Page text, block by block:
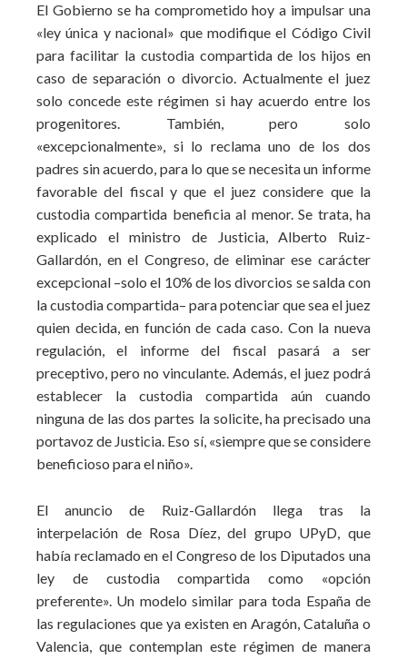
El Gobierno se ha comprometido hoy a impulsar una
«ley única y nacional» que modifique el Código Civil
para facilitar la custodia compartida de los hijos en
caso de separación o divorcio. Actualmente el juez
solo concede este régimen si hay acuerdo entre los
progenitores. También, pero solo
«excepcionalmente», si lo reclama uno de los dos
padres sin acuerdo, para lo que se necesita un informe
favorable del fiscal y que el juez considere que la
custodia compartida beneficia al menor. Se trata, ha
explicado el ministro de Justicia, Alberto Ruiz-
Gallardón, en el Congreso, de eliminar ese carácter
excepcional –solo el 10% de los divorcios se salda con
la custodia compartida– para potenciar que sea el juez
quien decida, en función de cada caso. Con la nueva
regulación, el informe del fiscal pasará a ser
preceptivo, pero no vinculante. Además, el juez podrá
establecer la custodia compartida aún cuando
ninguna de las dos partes la solicite, ha precisado una
portavoz de Justicia. Eso sí, «siempre que se considere
beneficioso para el niño».
El anuncio de Ruiz-Gallardón llega tras la
interpelación de Rosa Díez, del grupo UPyD, que
había reclamado en el Congreso de los Diputados una
ley de custodia compartida como «opción
preferente». Un modelo similar para toda España de
las regulaciones que ya existen en Aragón, Cataluña o
Valencia, que contemplan este régimen de manera